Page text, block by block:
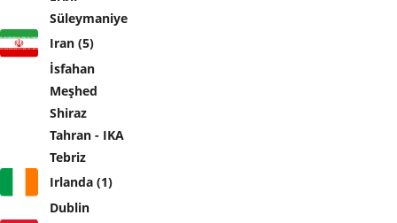
Süleymaniye
Iran (5)
İsfahan
Meşhed
Shiraz
Tahran - IKA
Tebriz
Irlanda (1)
Dublin